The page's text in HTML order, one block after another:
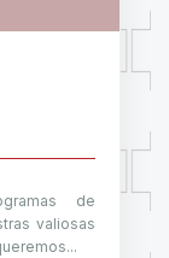
de
valiosas